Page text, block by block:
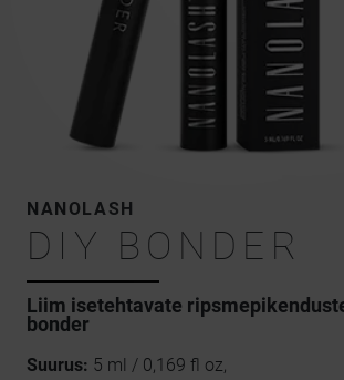
NANOLASH
DIY BONDER
Liim isetehtavate
bonder
Suurus: 5 ml / 0,169 fl oz,